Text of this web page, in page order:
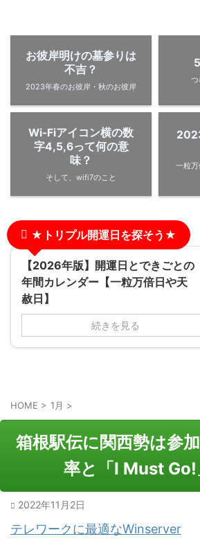
お彼岸明けの墓参りは
不吉？
2023年春のお彼岸・秋のお彼岸
つ
Wi-Fiアイコン横の数
字4,5,6って何の意
味？
そして、wifi7のこと
一粒
★トリプル開運日を探そう★
【2026年版】開運日とできごとの
年間カレンダー【一粒万倍日や天
赦日】
続きを見る
HOME > 1月 >
箱根駅伝に関西勢は参
率と「I Must Go!
2022年11月2日
テレワークに最適なWinserver